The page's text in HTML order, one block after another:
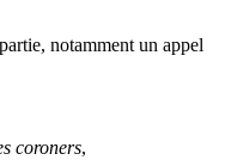
notamment un appel
coroners,